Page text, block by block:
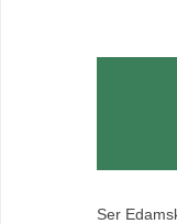
Ser